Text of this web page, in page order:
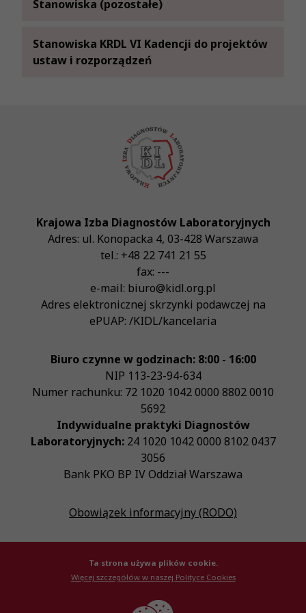
Uchwały NKZDL
Uchwały VI KZDL
Stanowiska (pozostałe)
Stanowiska KRDL VI Kadencji do projektów
ustaw i rozporządzeń
Krajowa Izba Diagnostów Laboratoryjnych
Adres: ul. Konopacka 4, 03-428 Warszawa
tel.: +48 22 741 21 55
fax: ---
e-mail: biuro@kidl.org.pl
Adres elektronicznej skrzynki podawczej na
ePUAP: /KIDL/kancelaria
Biuro czynne w godzinach: 8:00 - 16:00
NIP 113-23-94-634
Numer rachunku: 72 1020 1042 0000 8802 0010
5692
Indywidualne praktyki Diagnostów
Laboratoryjnych:24 1020 1042 0000 8102 0437
3056
Bank PKO BP IV Oddział Warszawa
Obowiązek informacyjny (RODO)
© Krajowa Izba Diagnostów Laboratoryjnych 2026
Ta strona używa plików cookie.
Więcej szczegółów w naszej Polityce Cookies